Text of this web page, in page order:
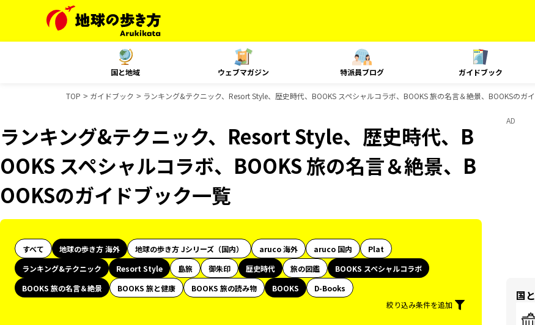
国と地域 ウェブマガジン 特派員ブログ ガイドブック
TOP ガイドブック ランキング&テクニック、Resort Style、歴史時代、BOOKS スペシャルコラボ、BOOKS 旅の名言＆絶景、BOOKSのガ
ランキング&テクニック、Resort Style、歴史時代、B
OOKS スペシャルコラボ、BOOKS 旅の名言＆絶景、B
OOKSのガイドブック一覧
すべて 地球の歩き方 海外 地球の歩き方 Jシリーズ（国内） aruco 海外 aruco 国内
Plat
ランキング&テクニック
Resort Style 島旅 御朱印 歴史時代 旅の図鑑
BOOKS スペシャルコラボ
BOOKS 旅の名言＆絶景
BOOKS 旅と健康 BOOKS 旅の読み物 BOOKS
D-Books
絞り込み条件を追加
AD
国